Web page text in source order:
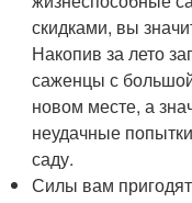
скидками, вы
Накопив за лето
саженцы с
новом месте, а
неудачные
саду.
Силы вам